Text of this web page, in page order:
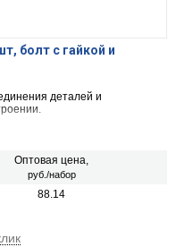
болт с гайкой и
деталей и
Оптовая цена,
руб./набор
88.14